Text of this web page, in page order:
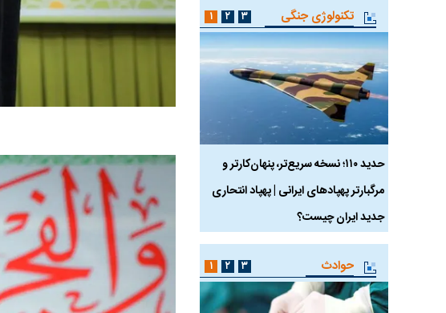
تکنولوژی جنگی
حدید ۱۱۰؛ نسخه سریع‌تر، پنهان‌کارتر و
مرگبارتر پهپادهای ایرانی | پهپاد انتحاری
جدید ایران چیست؟
هواپیمای مرموز E-11A BACN چیست؟
۱ ۲ ۳
حوادث ۱ ۲ ۳